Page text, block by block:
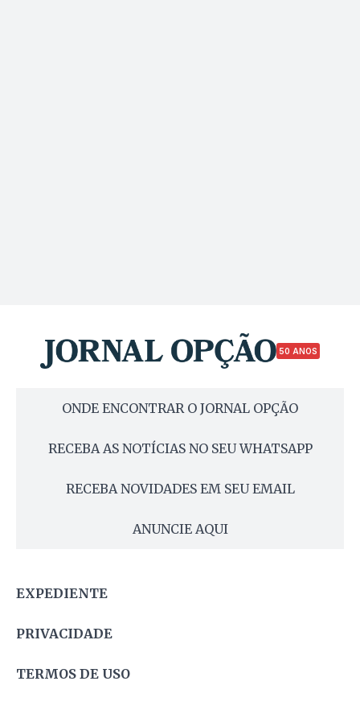
50 ANOS
ONDE ENCONTRAR O JORNAL OPÇÃO
RECEBA AS NOTÍCIAS NO SEU WHATSAPP
RECEBA NOVIDADES EM SEU EMAIL
ANUNCIE AQUI
EXPEDIENTE
PRIVACIDADE
TERMOS DE USO